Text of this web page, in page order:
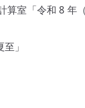
算室「令和 8 年
」